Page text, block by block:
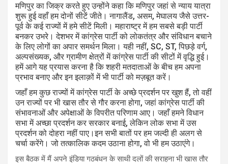
मणिपुर का जिक्र करते हुए उन्होंने कहा कि मणिपुर जहां से न्याय यात्रा
शुरू हुई वहाँ हम दोनों सीटें जीते। नागालैंड, असम, मेघालय जैसे उत्तर-
पूर्व के कई राज्यों में हमे सीटें मिली। महाराष्ट्र में हम सबसे बड़ी पार्टी
बनकर उभरे। देशभर में कांग्रेस पार्टी को लोकतंत्र और संविधान बचाने
के लिए लोगों का अपार समर्थन मिला। यही नहीं, SC, ST, पिछड़े वर्ग,
अल्पसंख्यक, और ग्रामीण क्षेत्रों में कांग्रेस पार्टी की सीटों में वृद्धि हुई।
हमें आगे यह प्रयास करना है कि शहरी मतदाताओं के बीच हम अपना
प्रभाव बनाए और इन इलाक़ों में भी पार्टी को मज़बूत करें।
जहाँ हम कुछ राज्यों में कांग्रेस पार्टी के अच्छे प्रदर्शन पर खुश हैं, तो वहीं
उन राज्यों पर भी खास तौर से गौर करना होगा, जहां कांग्रेस पार्टी की
संभावनाओं और अपेक्षाओं के विपरीत परिणाम आए। जहाँ हमने विधान
सभा में अच्छा प्रदर्शन कर सरकार बनाई, लेकिन लोक सभा में उस
प्रदर्शन को दोहरा नहीं पाए।इन सभी बातों पर हम जल्दी ही अलग से
चर्चा करेंगे। जो तत्कालिक कदम उठाना होगा, वो भी हम उठाएंगे।
इस बैठक में मैं अपने इंडिया गठबंधन के साथी दलों की सराहना भी खास तौर